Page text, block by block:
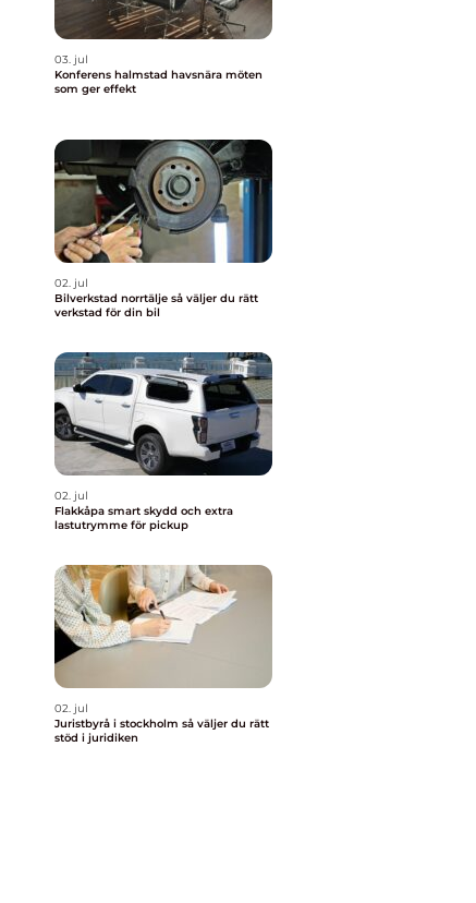
03. jul
Konferens halmstad havsnära möten
som ger effekt
02. jul
Bilverkstad norrtälje så väljer du rätt
verkstad för din bil
02. jul
Flakkåpa smart skydd och extra
lastutrymme för pickup
02. jul
Juristbyrå i stockholm så väljer du rätt
stöd i juridiken